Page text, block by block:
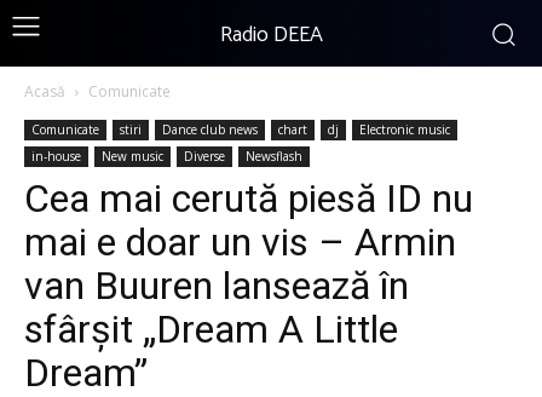
Radio DEEA
Acasă Comunicate
Comunicate stiri Dance club news chart dj
Electronic music
in-house
New music Diverse Newsflash
Cea mai cerută piesă ID nu
mai e doar un vis – Armin
van Buuren lansează în
sfârșit „Dream A Little
Dream”